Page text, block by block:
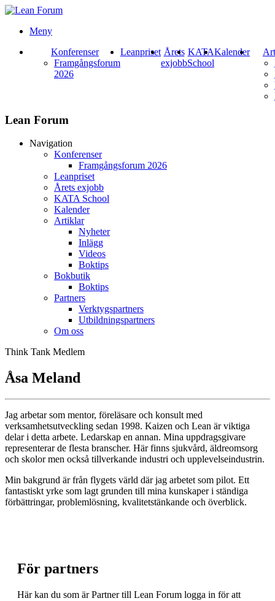
Meny
Konferenser
Framgångsforum
2026
Leanpriset Årets
exjobb
KATA
School
Kalender
Lean Forum
Navigation
Konferenser
Framgångsforum 2026
Leanpriset
Årets exjobb
KATA School
Kalender
Artiklar
Nyheter
Inlägg
Videos
Boktips
Bokbutik
Boktips
Partners
Verktygspartners
Utbildningspartners
Om oss
Think Tank Medlem
Åsa Meland
Jag arbetar som mentor, föreläsare och konsult med
verksamhetsutveckling sedan 1998. Kaizen och Lean är viktiga
delar i detta arbete. Ledarskap en annan. Mina uppdragsgivare
representerar de flesta branscher. Här finns sjukvård, äldreomsorg
och skolor men också tillverkande industri och upplevelseindustrin.
Min bakgrund är från flygets värld där jag arbetet som pilot. Ett
fantastiskt yrke som lagt grunden till mina kunskaper i ständiga
förbättringar, problemlösning, kvalitetstänkande och överblick.
För partners
Här kan du som är Partner till Lean Forum logga in för att